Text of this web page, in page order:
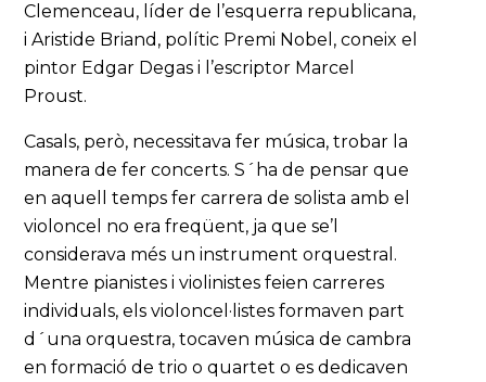
Clemenceau, líder de l’esquerra republicana,
i Aristide Briand, polític Premi Nobel, coneix el
pintor Edgar Degas i l’escriptor Marcel
Proust.
Casals, però, necessitava fer música, trobar la
manera de fer concerts. S´ha de pensar que
en aquell temps fer carrera de solista amb el
violoncel no era freqüent, ja que se’l
considerava més un instrument orquestral.
Mentre pianistes i violinistes feien carreres
individuals, els violoncel·listes formaven part
d´una orquestra, tocaven música de cambra
en formació de trio o quartet o es dedicaven